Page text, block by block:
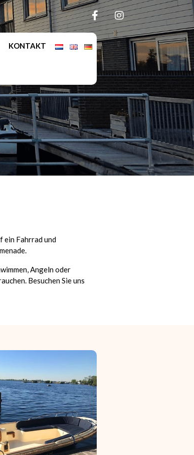
KONTAKT
ein Fahrrad und
Angeln oder
Besuchen Sie uns